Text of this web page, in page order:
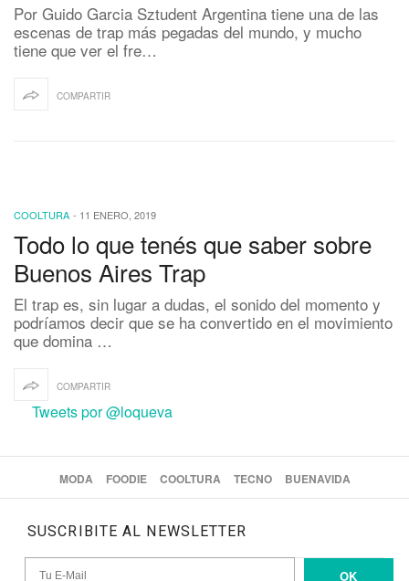
Por Guido Garcia Sztudent Argentina tiene una de las
escenas de trap más pegadas del mundo, y mucho
tiene que ver el fre…
COMPARTIR
COOLTURA - 11 ENERO, 2019
Todo lo que tenés que saber sobre
Buenos Aires Trap
El trap es, sin lugar a dudas, el sonido del momento y
podríamos decir que se ha convertido en el movimiento
que domina …
COMPARTIR
Tweets por @loqueva
MODA FOODIE COOLTURA TECNO BUENAVIDA
SUSCRIBITE AL NEWSLETTER
OK